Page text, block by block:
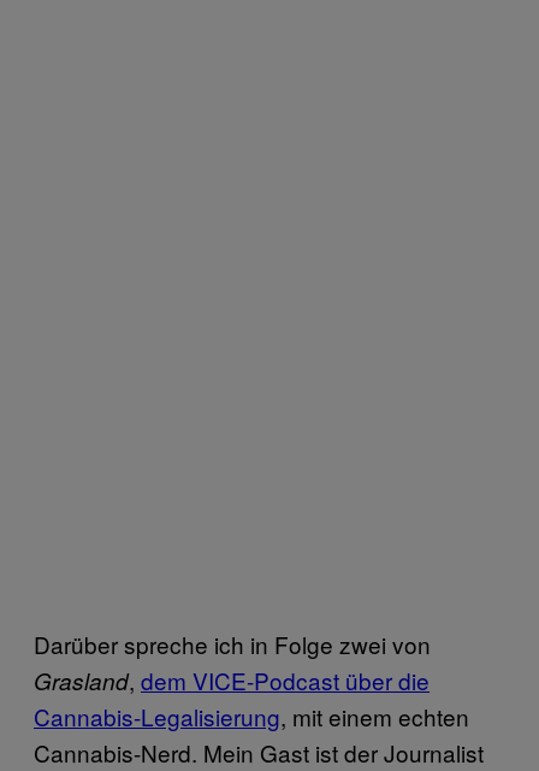
Darüber spreche ich in Folge zwei von
Grasland, dem VICE-Podcast über die
Cannabis-Legalisierung, mit einem echten
Cannabis-Nerd. Mein Gast ist der Journalist